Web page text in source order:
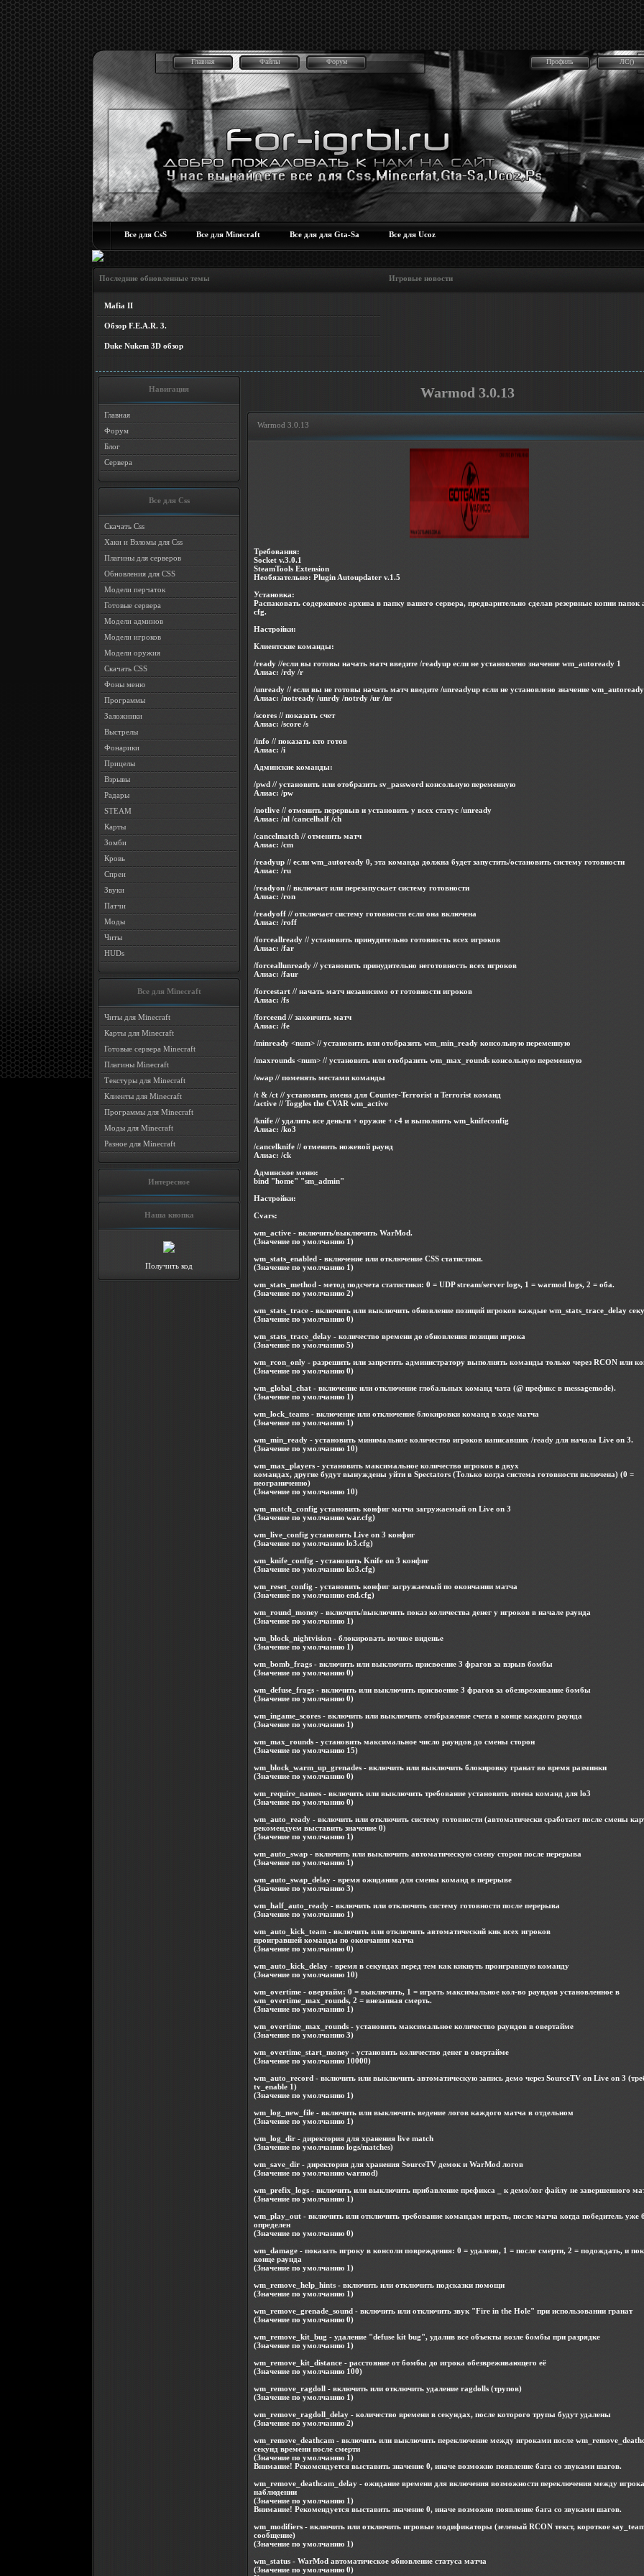
Главная Файлы Форум Профиль ЛС()
Все для CsS Все для Minecraft Все для для Gta-Sa Все для Ucoz
Последние обновленные темы Игровые новости
Mafia II
Обзор F.E.A.R. 3.
Duke Nukem 3D обзор
Навигация
Главная
Форум
Блог
Сервера
Все для Css
Скачать Css
Хаки и Взломы для Css
Плагины для серверов
Обновления для CSS
Модели перчаток
Готовые сервера
Модели админов
Модели игроков
Модели оружия
Скачать CSS
Фоны меню
Программы
Заложники
Выстрелы
Фонарики
Прицелы
Взрывы
Радары
STEAM
Карты
Зомби
Кровь
Спреи
Звуки
Патчи
Моды
Читы
HUDs
Все для Minecraft
Читы для Minecraft
Карты для Minecraft
Готовые сервера Minecraft
Плагины Minecraft
Текстуры для Minecraft
Клиенты для Minecraft
Программы для Minecraft
Моды для Minecraft
Разное для Minecraft
Интересное
Наша кнопка
Получить код
Warmod 3.0.13
Warmod 3.0.13
Требования:
Socket v.3.0.1
SteamTools Extension
Необязательно: Plugin Autoupdater v.1.5
Установка:
Распаковать содержимое архива в папку вашего сервера, предварительно сделав резервные копии папок
cfg.
Настройки:
Клиентские команды:
/ready //если вы готовы начать матч введите /readyup если не установлено значение wm_autoready 1
Алиас: /rdy /r
/unready // если вы не готовы начать матч введите /unreadyup если не установлено значение
Алиас: /notready /unrdy /notrdy /ur /nr
/scores // показать счет
Алиас: /score /s
/info // показать кто готов
Алиас: /i
Админские команды:
/pwd // установить или отобразить sv_password консольную переменную
Алиас: /pw
/notlive // отменить перервыв и установить у всех статус /unready
Алиас: /nl /cancelhalf /ch
/cancelmatch // отменить матч
Алиас: /cm
/readyup // если wm_autoready 0, эта команда должна будет запустить/остановить систему готовности
Алиас: /ru
/readyon // включает или перезапускает систему готовности
Алиас: /ron
/readyoff // отключает систему готовности если она включена
Алиас: /roff
/forceallready // установить принудительно готовность всех игроков
Алиас: /far
/forceallunready // установить принудительно неготовность всех игроков
Алиас: /faur
/forcestart // начать матч независимо от готовности игроков
Алиас: /fs
/forceend // закончить матч
Алиас: /fe
/minready <num> // установить или отобразить wm_min_ready консольную переменную
/maxrounds <num> // установить или отобразить wm_max_rounds консольную переменную
/swap // поменять местами команды
/t & /ct // установить имена для Counter-Terrorist и Terrorist команд
/active // Toggles the CVAR wm_active
/knife // удалить все деньги + оружие + c4 и выполнить wm_knifeconfig
Алиас: /ko3
/cancelknife // отменить ножевой раунд
Алиас: /ck
Админское меню:
bind "home" "sm_admin"
Настройки:
Cvars:
wm_active - включить/выключить WarMod.
(Значение по умолчанию 1)
wm_stats_enabled - включение или отключение CSS статистики.
(Значение по умолчанию 1)
wm_stats_method - метод подсчета статистики: 0 = UDP stream/server logs, 1 = warmod logs, 2 = оба.
(Значение по умолчанию 2)
wm_stats_trace - включить или выключить обновление позиций игроков каждые wm_stats_trace_delay
(Значение по умолчанию 0)
wm_stats_trace_delay - количество времени до обновления позиции игрока
(Значение по умолчанию 5)
wm_rcon_only - разрешить или запретить администратору выполнять команды только через RCON или
(Значение по умолчанию 0)
wm_global_chat - включение или отключение глобальных команд чата (@ префикс в messagemode).
(Значение по умолчанию 1)
wm_lock_teams - включение или отключение блокировки команд в ходе матча
(Значение по умолчанию 1)
wm_min_ready - установить минимальное количество игроков написавших /ready для начала Live on 3.
(Значение по умолчанию 10)
wm_max_players - установить максимальное количество игроков в двух
командах, другие будут вынуждены уйти в Spectators (Только когда система готовности включена) (0 =
неограниченно)
(Значение по умолчанию 10)
wm_match_config установить конфиг матча загружаемый on Live on 3
(Значение по умолчанию war.cfg)
wm_live_config установить Live on 3 конфиг
(Значение по умолчанию lo3.cfg)
wm_knife_config - установить Knife on 3 конфиг
(Значение по умолчанию ko3.cfg)
wm_reset_config - установить конфиг загружаемый по окончании матча
(Значение по умолчанию end.cfg)
wm_round_money - включить/выключить показ количества денег у игроков в начале раунда
(Значение по умолчанию 1)
wm_block_nightvision - блокировать ночное виденье
(Значение по умолчанию 1)
wm_bomb_frags - включить или выключить присвоение 3 фрагов за взрыв бомбы
(Значение по умолчанию 0)
wm_defuse_frags - включить или выключить присвоение 3 фрагов за обезвреживание бомбы
(Значение по умолчанию 0)
wm_ingame_scores - включить или выключить отображение счета в конце каждого раунда
(Значение по умолчанию 1)
wm_max_rounds - установить максимальное число раундов до смены сторон
(Значение по умолчанию 15)
wm_block_warm_up_grenades - включить или выключить блокировку гранат во время разминки
(Значение по умолчанию 0)
wm_require_names - включить или выключить требование установить имена команд для lo3
(Значение по умолчанию 0)
wm_auto_ready - включить или отключить систему готовности (автоматически сработает после смены
рекомендуем выставить значение 0)
(Значение по умолчанию 1)
wm_auto_swap - включить или выключить автоматическую смену сторон после перерыва
(Значение по умолчанию 1)
wm_auto_swap_delay - время ожидания для смены команд в перерыве
(Значение по умолчанию 3)
wm_half_auto_ready - включить или отключить систему готовности после перерыва
(Значение по умолчанию 1)
wm_auto_kick_team - включить или отключить автоматический кик всех игроков
проигравшей команды по окончании матча
(Значение по умолчанию 0)
wm_auto_kick_delay - время в секундах перед тем как кикнуть проигравшую команду
(Значение по умолчанию 10)
wm_overtime - овертайм: 0 = выключить, 1 = играть максимальное кол-во раундов установленное в
wm_overtime_max_rounds, 2 = внезапная смерть.
(Значение по умолчанию 1)
wm_overtime_max_rounds - установить максимальное количество раундов в овертайме
(Значение по умолчанию 3)
wm_overtime_start_money - установить количество денег в овертайме
(Значение по умолчанию 10000)
wm_auto_record - включить или выключить автоматическую запись демо через SourceTV on Live on 3
tv_enable 1)
(Значение по умолчанию 1)
wm_log_new_file - включить или выключить ведение логов каждого матча в отдельном
(Значение по умолчанию 1)
wm_log_dir - директория для хранения live match
(Значение по умолчанию logs/matches)
wm_save_dir - директория для хранения SourceTV демок и WarMod логов
(Значение по умолчанию warmod)
wm_prefix_logs - включить или выключить прибавление префикса _ к демо/лог файлу не завершенного
(Значение по умолчанию 1)
wm_play_out - включить или отключить требование командам играть, после матча когда победитель уже
определен
(Значение по умолчанию 0)
wm_damage - показать игроку в консоли повреждения: 0 = удалено, 1 = после смерти, 2 = подождать, и
конце раунда
(Значение по умолчанию 1)
wm_remove_help_hints - включить или отключить подсказки помощи
(Значение по умолчанию 1)
wm_remove_grenade_sound - включить или отключить звук "Fire in the Hole" при использовании гранат
(Значение по умолчанию 0)
wm_remove_kit_bug - удаление "defuse kit bug", удалив все объекты возле бомбы при разрядке
(Значение по умолчанию 1)
wm_remove_kit_distance - расстояние от бомбы до игрока обезвреживающего её
(Значение по умолчанию 100)
wm_remove_ragdoll - включить или отключить удаление ragdolls (трупов)
(Значение по умолчанию 1)
wm_remove_ragdoll_delay - количество времени в секундах, после которого трупы будут удалены
(Значение по умолчанию 2)
wm_remove_deathcam - включить или выключить переключение между игроками после
секунд времени после смерти
(Значение по умолчанию 1)
Внимание! Рекомендуется выставить значение 0, иначе возможно появление бага со звуками шагов.
wm_remove_deathcam_delay - ожидание времени для включения возможности переключения между
наблюдении
(Значение по умолчанию 1)
Внимание! Рекомендуется выставить значение 0, иначе возможно появление бага со звуками шагов.
wm_modifiers - включить или отключить игровые модификаторы (зеленый RCON текст, короткое
сообщение)
(Значение по умолчанию 1)
wm_status - WarMod автоматическое обновление статуса матча
(Значение по умолчанию 0)